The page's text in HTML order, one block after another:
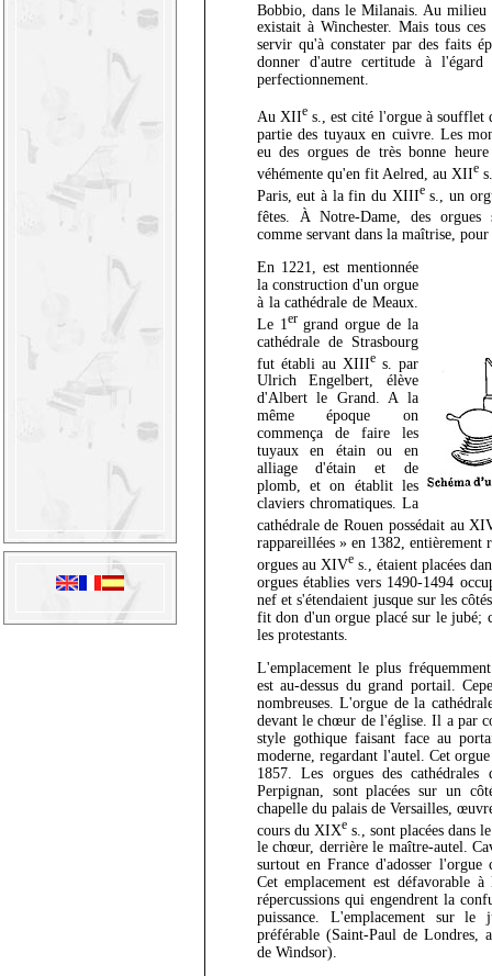
Bobbio, dans le Milanais. Au milieu
existait à Winchester. Mais tous
servir qu'à constater par des faits
donner d'autre certitude à
perfectionnement.
Au XIIes., est cité l'orgue à soufflet
partie des tuyaux en cuivre. Les
eu des orgues de très bonne
véhémente qu'en fit Aelred, au XIIe
Paris, eut à la fin du XIIIes., un
fêtes. À Notre-Dame, des orgues
comme servant dans la maîtrise,
En 1221, est mentionnée
la construction d'un orgue
à la cathédrale de Meaux.
Le 1ergrand orgue de la
cathédrale de Strasbourg
fut établi au XIIIes. par
Ulrich Engelbert, élève
d'Albert le Grand. A la
même époque on
commença de faire les
tuyaux en étain ou en
alliage d'étain et de
plomb, et on établit les
claviers chromatiques. La
cathédrale de Rouen possédait au
rappareillées » en 1382, entièrement
orgues au XIVes., étaient placées
orgues établies vers 1490-1494
nef et s'étendaient jusque sur les
fit don d'un orgue placé sur le jubé;
les protestants.
L'emplacement le plus
est au-dessus du grand portail.
nombreuses. L'orgue de la
devant le chœur de l'église. Il a par
style gothique faisant face au
moderne, regardant l'autel. Cet
1857. Les orgues des cathédrales
Perpignan, sont placées sur un
chapelle du palais de Versailles,
cours du XIXes., sont placées dans
le chœur, derrière le maître-autel.
surtout en France d'adosser
Cet emplacement est défavorable
répercussions qui engendrent la
puissance. L'emplacement sur
préférable (Saint-Paul de Londres,
de Windsor).